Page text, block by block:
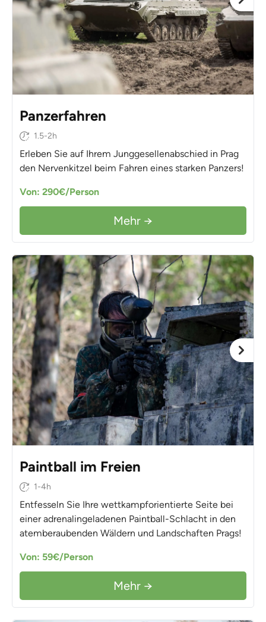
Panzerfahren
1.5-2h
Erleben Sie auf Ihrem Junggesellenabschied in Prag
den Nervenkitzel beim Fahren eines starken Panzers!
Von: 290€/Person
Mehr →
Paintball im Freien
1-4h
Entfesseln Sie Ihre wettkampforientierte Seite bei
einer adrenalingeladenen Paintball-Schlacht in den
atemberaubenden Wäldern und Landschaften Prags!
Von: 59€/Person
Mehr →